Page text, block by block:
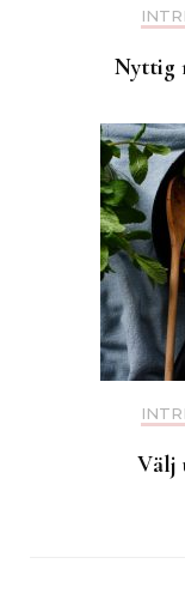
Nyttig
Välj